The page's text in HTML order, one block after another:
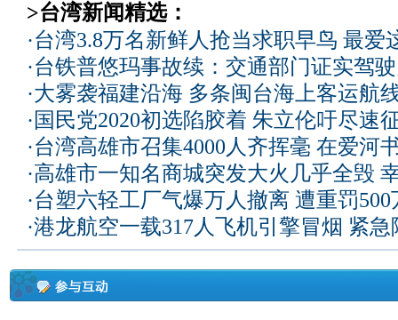
>台湾新闻精选：
·台湾3.8万名新鲜人抢当求职早鸟 最爱
·台铁普悠玛事故续：交通部门证实驾
·大雾袭福建沿海 多条闽台海上客运航
· 国民党2020初选陷胶着 朱立伦吁尽速
·台湾高雄市召集4000人齐挥毫 在爱河
·高雄市一知名商城突发大火几乎全毁
·台塑六轻工厂气爆万人撤离 遭重罚
·港龙航空一载317人飞机引擎冒烟 紧